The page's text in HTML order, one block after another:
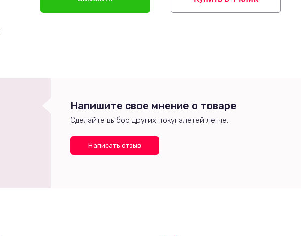
Напишите свое мнение о товаре
Сделайте выбор других покупалетей легче.
Написать отзыв